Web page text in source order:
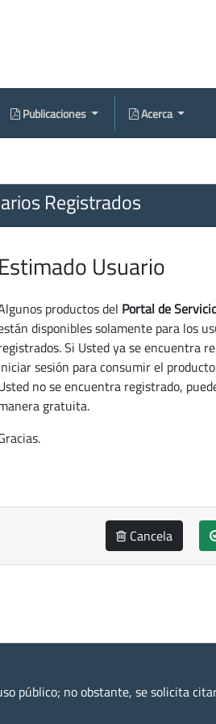
Publicaciones Acerca
Registrados
Estimado Usuario
productos del Portal de
disponibles solamente para los
Si Usted ya se encuentra
sesión para consumir el
no se encuentra registrado,
gratuita.
Cancela
público; no obstante, se solicita